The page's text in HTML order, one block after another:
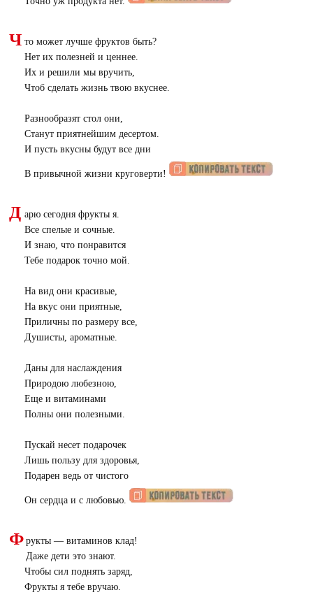
Ч то может лучше фруктов быть?
Нет их полезней и ценнее.
Их и решили мы вручить,
Чтоб сделать жизнь твою вкуснее.
Разнообразят стол они,
Станут приятнейшим десертом.
И пусть вкусны будут все дни
В привычной жизни круговерти!
Д арю сегодня фрукты я.
Все спелые и сочные.
И знаю, что понравится
Тебе подарок точно мой.
На вид они красивые,
На вкус они приятные,
Приличны по размеру все,
Душисты, ароматные.
Даны для наслаждения
Природою любезною,
Еще и витаминами
Полны они полезными.
Пускай несет подарочек
Лишь пользу для здоровья,
Подарен ведь от чистого
Он сердца и с любовью.
Ф рукты — витаминов клад!
Даже дети это знают.
Чтобы сил поднять заряд,
Фрукты я тебе вручаю.